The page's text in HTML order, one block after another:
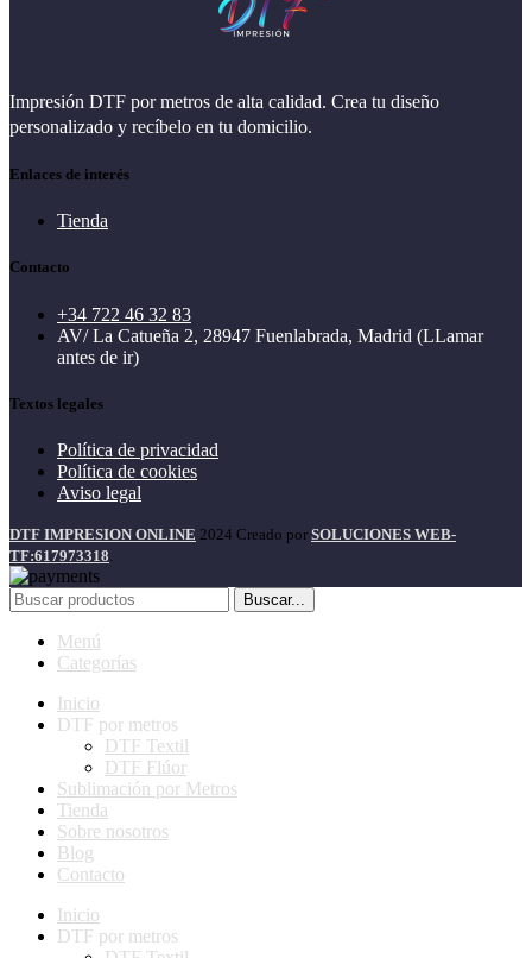
Impresión DTF por metros de alta calidad. Crea tu diseño
personalizado y recíbelo en tu domicilio.
Enlaces de interés
Tienda
Contacto
+34 722 46 32 83
AV/ La Catueña 2, 28947 Fuenlabrada, Madrid (LLamar
antes de ir)
Textos legales
Política de privacidad
Política de cookies
Aviso legal
DTF IMPRESION ONLINE 2024 Creado por SOLUCIONES WEB-
TF:617973318
Buscar...
Menú
Categorías
Inicio
DTF por metros
DTF Textil
DTF Flúor
Sublimación por Metros
Tienda
Sobre nosotros
Blog
Contacto
Inicio
DTF por metros